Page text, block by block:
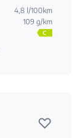
4,8 l/100km
109 g/km
C
♡